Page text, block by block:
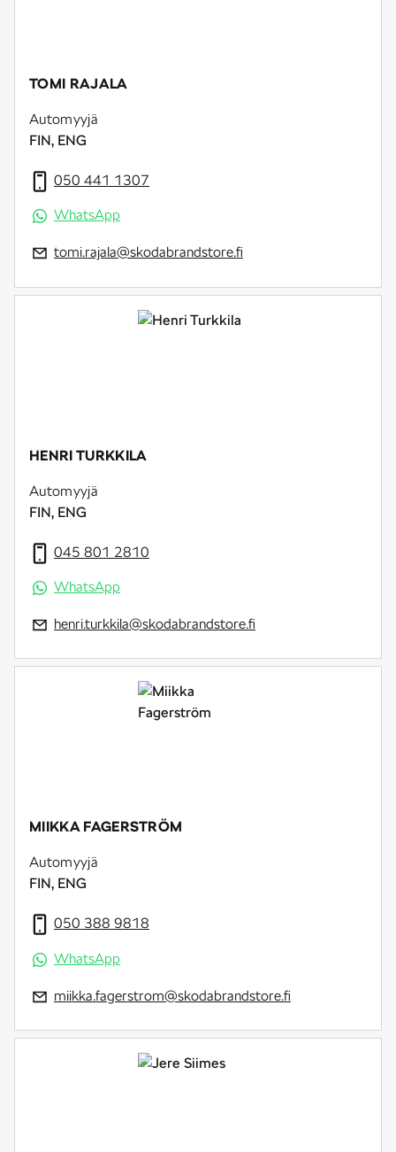
TOMI RAJALA
Automyyjä
FIN, ENG
050 441 1307
WhatsApp
tomi.rajala@skodabrandstore.fi
HENRI TURKKILA
Automyyjä
FIN, ENG
045 801 2810
WhatsApp
henri.turkkila@skodabrandstore.fi
MIIKKA FAGERSTRÖM
Automyyjä
FIN, ENG
050 388 9818
WhatsApp
miikka.fagerstrom@skodabrandstore.fi